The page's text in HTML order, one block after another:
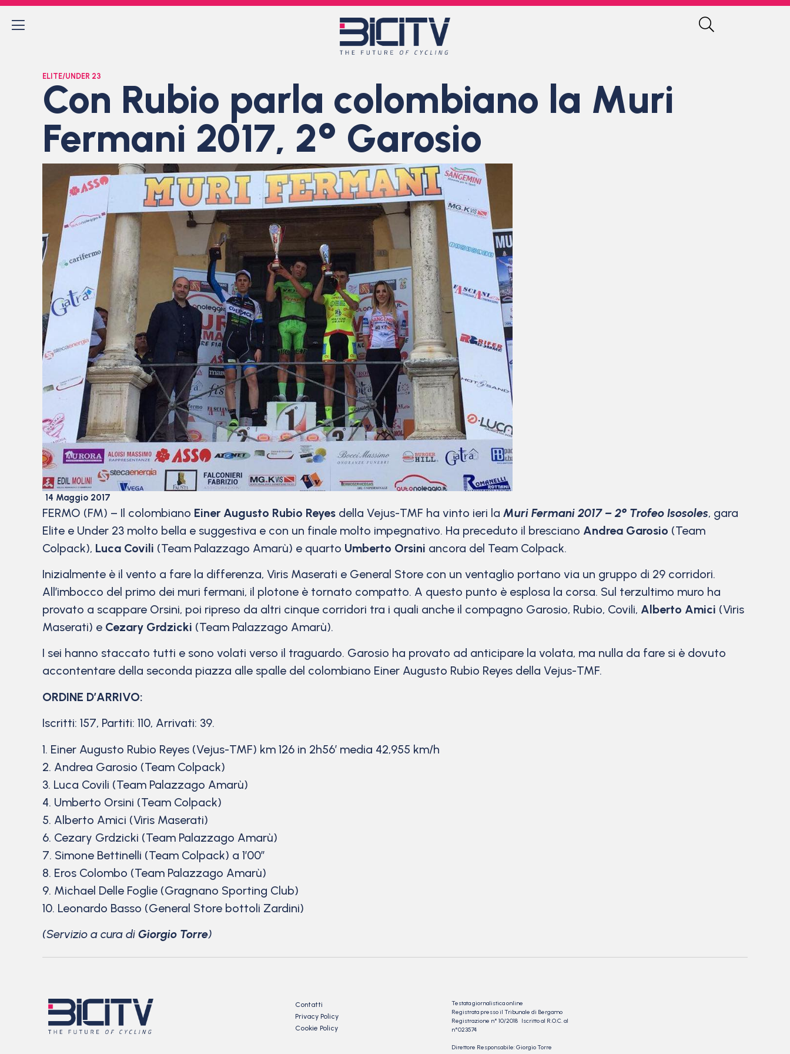
ELITE/UNDER 23
Con Rubio parla colombiano la Muri
Fermani 2017, 2° Garosio
14 Maggio 2017
FERMO (FM) – Il colombiano Einer Augusto Rubio Reyes della Vejus-TMF ha vinto ieri la Muri Fermani 2017 – 2° Trofeo Isosoles, gara
Elite e Under 23 molto bella e suggestiva e con un finale molto impegnativo. Ha preceduto il bresciano Andrea Garosio (Team
Colpack), Luca Covili (Team Palazzago Amarù) e quarto Umberto Orsini ancora del Team Colpack.
Inizialmente è il vento a fare la differenza, Viris Maserati e General Store con un ventaglio portano via un gruppo di 29 corridori.
All’imbocco del primo dei muri fermani, il plotone è tornato compatto. A questo punto è esplosa la corsa. Sul terzultimo muro ha
provato a scappare Orsini, poi ripreso da altri cinque corridori tra i quali anche il compagno Garosio, Rubio, Covili, Alberto Amici (Viris
Maserati) e Cezary Grdzicki (Team Palazzago Amarù).
I sei hanno staccato tutti e sono volati verso il traguardo. Garosio ha provato ad anticipare la volata, ma nulla da fare si è dovuto
accontentare della seconda piazza alle spalle del colombiano Einer Augusto Rubio Reyes della Vejus-TMF.
ORDINE D’ARRIVO:
Iscritti: 157, Partiti: 110, Arrivati: 39.
1. Einer Augusto Rubio Reyes (Vejus-TMF) km 126 in 2h56′ media 42,955 km/h
2. Andrea Garosio (Team Colpack)
3. Luca Covili (Team Palazzago Amarù)
4. Umberto Orsini (Team Colpack)
5. Alberto Amici (Viris Maserati)
6. Cezary Grdzicki (Team Palazzago Amarù)
7. Simone Bettinelli (Team Colpack) a 1’00”
8. Eros Colombo (Team Palazzago Amarù)
9. Michael Delle Foglie (Gragnano Sporting Club)
10. Leonardo Basso (General Store bottoli Zardini)
(Servizio a cura di Giorgio Torre)
Contatti
Privacy Policy
Cookie Policy
Testata giornalistica online
Registrata presso il Tribunale di Bergamo
Registrazione n° 10/2018 Iscritto al R.O.C. al
n°023574
Direttore Responsabile: Giorgio Torre